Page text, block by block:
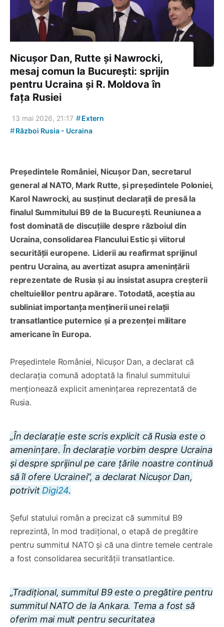
Nicușor Dan, Rutte și Nawrocki,
mesaj comun la București: sprijin
pentru Ucraina și R. Moldova în
fața Rusiei
13 mai 2026, 21:17 #Extern
#Război Rusia - Ucraina
Președintele României, Nicușor Dan, secretarul
general al NATO, Mark Rutte, și președintele Poloniei,
Karol Nawrocki, au susținut declarații de presă la
finalul Summitului B9 de la București. Reuniunea a
fost dominată de discuțiile despre războiul din
Ucraina, consolidarea Flancului Estic și viitorul
securității europene. Liderii au reafirmat sprijinul
pentru Ucraina, au avertizat asupra amenințării
reprezentate de Rusia și au insistat asupra creșterii
cheltuielilor pentru apărare. Totodată, aceștia au
subliniat importanța menținerii unei relații
transatlantice puternice și a prezenței militare
americane în Europa.
Președintele României, Nicușor Dan, a declarat că
declarația comună adoptată la finalul summitului
menționează explicit amenințarea reprezentată de
Rusia.
„În declarație este scris explicit că Rusia este o
amenințare. În declarație vorbim despre Ucraina
și despre sprijinul pe care țările noastre continuă
să îl ofere Ucrainei”, a declarat Nicușor Dan,
potrivit Digi24.
Șeful statului român a precizat că summitul B9
reprezintă, în mod tradițional, o etapă de pregătire
pentru summitul NATO și că una dintre temele centrale
a fost consolidarea securității transatlantice.
„Tradițional, summitul B9 este o pregătire pentru
summitul NATO de la Ankara. Tema a fost să
oferim mai mult pentru securitatea